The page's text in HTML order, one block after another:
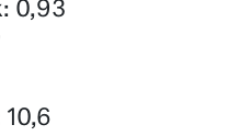
0,93
10,6